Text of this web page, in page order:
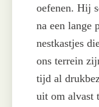
oefenen. Hij
na een lange
nestkastjes
ons terrein
tijd al
uit om alvast